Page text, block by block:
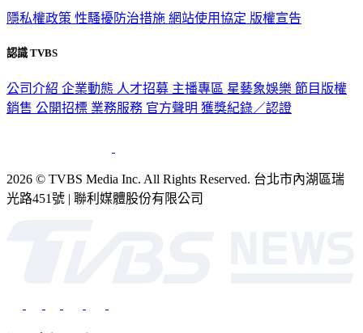
隱私權政策 性騷擾防治措施 網站使用協定 版權宣告
認識 TVBS
公司介紹 企業動態 人才招募 主播專區 星藝象娛樂 節目版權
銷售 公開招標 業務服務 官方聲明 獲獎紀錄／認證
2026 © TVBS Media Inc. All Rights Reserved. 台北市內湖區瑞
光路451號 | 聯利媒體股份有限公司